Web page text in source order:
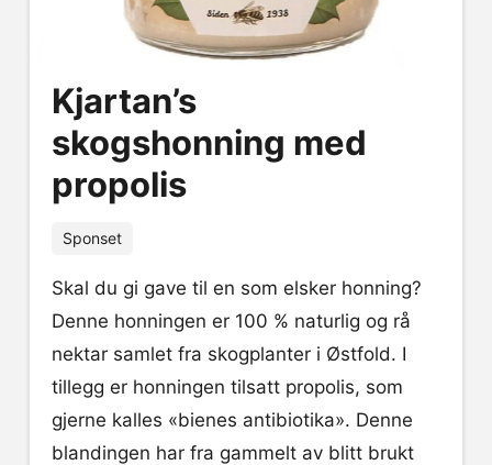
Kjartan’s
skogshonning med
propolis
Sponset
Skal du gi gave til en som elsker honning?
Denne honningen er 100 % naturlig og rå
nektar samlet fra skogplanter i Østfold. I
tillegg er honningen tilsatt propolis, som
gjerne kalles «bienes antibiotika». Denne
blandingen har fra gammelt av blitt brukt